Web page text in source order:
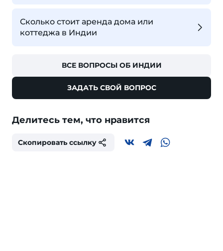
Сколько стоит аренда дома или
коттеджа в Индии
ВСЕ ВОПРОСЫ ОБ ИНДИИ
ЗАДАТЬ СВОЙ ВОПРОС
Делитесь тем, что нравится
Скопировать ссылку